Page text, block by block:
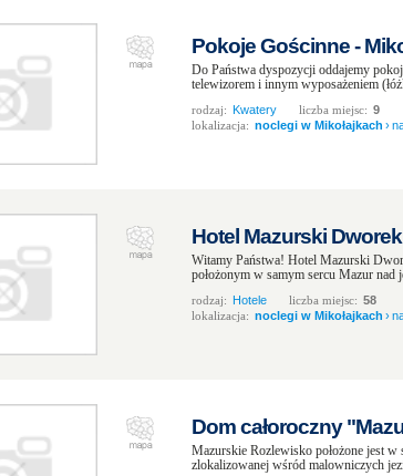
Pokoje Gościnne -
Do Państwa dyspozycji oddajemy
telewizorem i innym wyposażeniem
rodzaj: Kwatery liczba miejsc: 9
lokalizacja: noclegi w Mikołajkach ›
Hotel Mazurski Dworek
Witamy Państwa! Hotel Mazurski
położonym w samym sercu Mazur nad
rodzaj: Hotele liczba miejsc: 58
lokalizacja: noclegi w Mikołajkach ›
Dom całoroczny
Mazurskie Rozlewisko położone jest
zlokalizowanej wśród malowniczych